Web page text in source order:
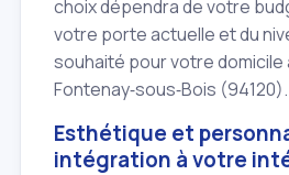
choix dépendra de votre
votre porte actuelle et du
souhaité pour votre domicile
Fontenay‑sous‑Bois (94120).
Esthétique et
intégration à votre